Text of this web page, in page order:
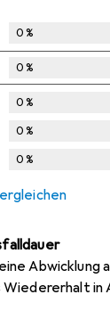
0%
0%
0%
0%
0%
Abwicklung
Wiedererhalt in